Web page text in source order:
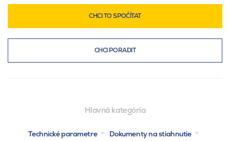
CHCI TO SPOČÍTAT
CHCI PORADIT
Hlavná kategória
Technické parametre
Dokumenty na stiahnutie